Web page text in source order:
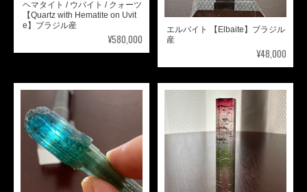
ヘマタイト / ウバイト / クォーツ
【Quartz with Hematite on Uvit
e】ブラジル産
¥580,000
エルバイト 【Elbaite】ブラジル
産
¥48,000